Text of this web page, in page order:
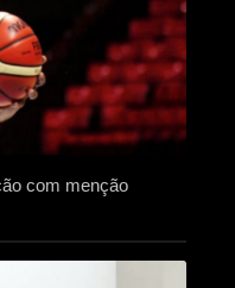
com menção